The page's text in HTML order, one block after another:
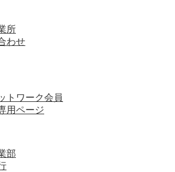
所
わせ
トワーク会員
用ページ
部